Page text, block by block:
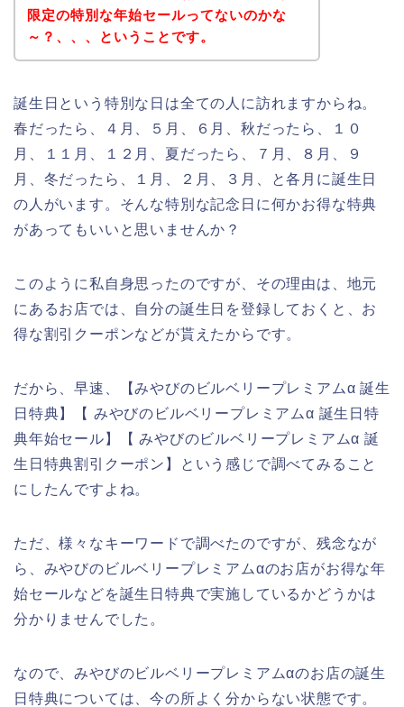
限定の特別な年始セールってないのかな
～？、、、ということです。
誕生日という特別な日は全ての人に訪れますからね。
春だったら、４月、５月、６月、秋だったら、１０
月、１１月、１２月、夏だったら、７月、８月、９
月、冬だったら、１月、２月、３月、と各月に誕生日
の人がいます。そんな特別な記念日に何かお得な特典
があってもいいと思いませんか？
このように私自身思ったのですが、その理由は、地元
にあるお店では、自分の誕生日を登録しておくと、お
得な割引クーポンなどが貰えたからです。
だから、早速、【みやびのビルベリープレミアムα 誕生
日特典】【 みやびのビルベリープレミアムα 誕生日特
典年始セール】【 みやびのビルベリープレミアムα 誕
生日特典割引クーポン】という感じで調べてみること
にしたんですよね。
ただ、様々なキーワードで調べたのですが、残念なが
ら、みやびのビルベリープレミアムαのお店がお得な年
始セールなどを誕生日特典で実施しているかどうかは
分かりませんでした。
なので、みやびのビルベリープレミアムαのお店の誕生
日特典については、今の所よく分からない状態です。